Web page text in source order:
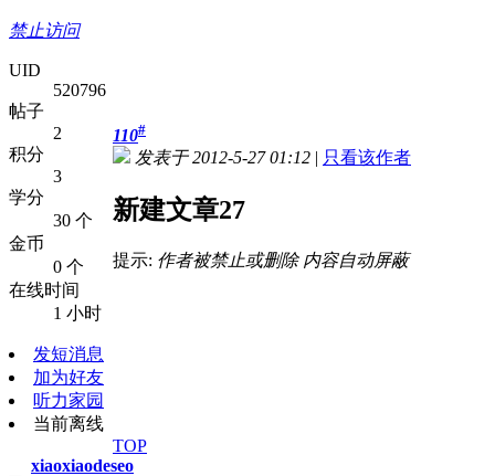
禁止访问
UID
520796
帖子
2
积分
3
学分
30 个
金币
0 个
在线时间
1 小时
发短消息
加为好友
听力家园
当前离线
110#
发表于 2012-5-27 01:12 | 只看该作者
新建文章27
提示: 作者被禁止或删除 内容自动屏蔽
TOP
xiaoxiaodeseo